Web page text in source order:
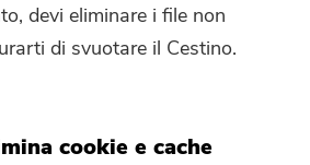
devi eliminare i file non
di svuotare il Cestino.
cookie e cache